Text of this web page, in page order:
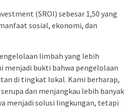
(SROI) sebesar 1,50 yang
sosial, ekonomi, dan
limbah yang lebih
bukti bahwa pengelolaan
di tingkat lokal. Kami berharap,
dan menjangkau lebih banyak
menjadi solusi lingkungan, tetapi